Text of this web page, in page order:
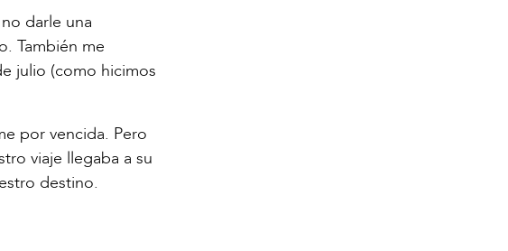
darle una
También me
julio (como hicimos
por vencida. Pero
viaje llegaba a su
destino.